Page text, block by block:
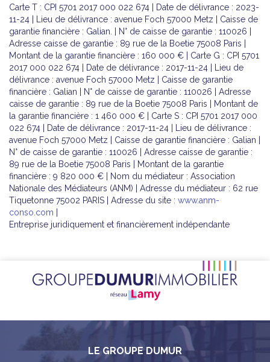
Carte T : CPI 5701 2017 000 022 674 | Date de délivrance : 2023-
11-24 | Lieu de délivrance : avenue Foch 57000 Metz | Caisse de
garantie financière : Galian. | N° de caisse de garantie : 110026 |
Adresse caisse de garantie : 89 rue de la Boetie 75008 Paris |
Montant de la garantie financière : 160 000 € | Carte G : CPI 5701
2017 000 022 674 | Date de délivrance : 2017-11-24 | Lieu de
délivrance : avenue Foch 57000 Metz | Caisse de garantie
financière : Galian | N° de caisse de garantie : 110026 | Adresse
caisse de garantie : 89 rue de la Boetie 75008 Paris | Montant de
la garantie financière : 1 460 000 € | Carte S : CPI 5701 2017 000
022 674 | Date de délivrance : 2017-11-24 | Lieu de délivrance :
avenue Foch 57000 Metz | Caisse de garantie financière : Galian |
N° de caisse de garantie : 110026 | Adresse caisse de garantie :
89 rue de la Boetie 75008 Paris | Montant de la garantie
financière : 9 820 000 € | Nom du médiateur : Association
Nationale des Médiateurs (ANM) | Adresse du médiateur : 62 rue
Tiquetonne 75002 PARIS | Adresse du site : www.anm-
conso.com
Entreprise juridiquement et financièrement indépendante
LE GROUPE DUMUR